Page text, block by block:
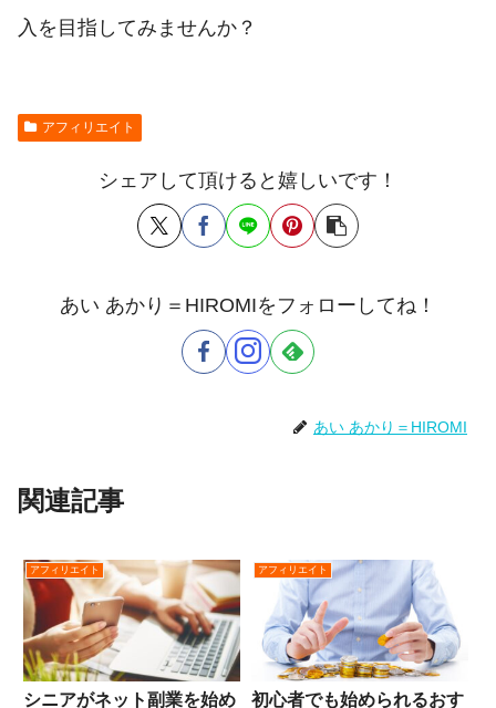
入を目指してみませんか？
アフィリエイト
シェアして頂けると嬉しいです！
あい あかり＝HIROMIをフォローしてね！
あい あかり＝HIROMI
関連記事
アフィリエイト
シニアがネット副業を始め
アフィリエイト
初心者でも始められるおす